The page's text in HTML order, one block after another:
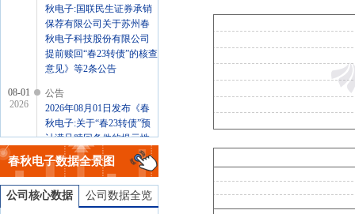
秋电子:国联民生证券承销
保荐有限公司关于苏州春
秋电子科技股份有限公司
提前赎回“春23转债”的核查
意见》等2条公告
08-01
2026
公告
2026年08月01日发布《春
秋电子:关于“春23转债”预
计满足赎回条件的提示性
公告》
07-10
2026
股权质押
截止2026年07月10日质押
总比例0.12%，质押总股数
春秋电子数据全景图
公司核心数据 公司数据全览